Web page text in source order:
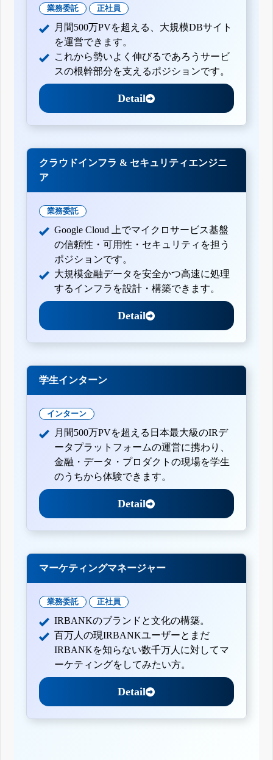
業務委託 正社員
月間500万PVを超える、大規模DBサイト
を運営できます。
これから勢いよく伸びるであろうサービ
スの根幹部分を支えるポジションです。
Detail
クラウドインフラ & セキュリティエンジニ
ア
業務委託
Google Cloud 上でマイクロサービス基盤
の信頼性・可用性・セキュリティを担う
ポジションです。
大規模金融データを安全かつ高速に処理
するインフラを設計・構築できます。
Detail
学生インターン
インターン
月間500万PVを超える日本最大級のIRデ
ータプラットフォームの運営に携わり、
金融・データ・プロダクトの現場を学生
のうちから体験できます。
Detail
マーケティングマネージャー
業務委託 正社員
IRBANKのブランドと文化の構築。
百万人の現IRBANKユーザーとまだ
IRBANKを知らない数千万人に対してマ
ーケティングをしてみたい方。
Detail